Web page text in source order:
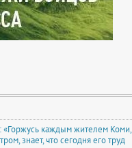
«Горжусь каждым жителем Коми,
знает, что сегодня его труд